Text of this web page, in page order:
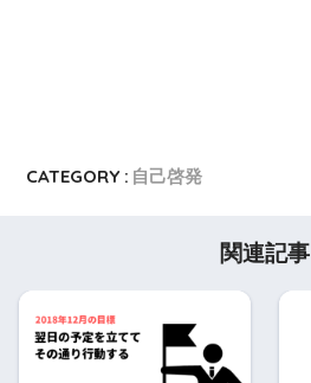
CATEGORY : 自己啓発
関連記事